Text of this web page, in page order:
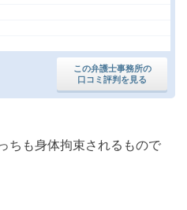
この弁護士事務所の
口コミ評判を見る
ちも身体拘束されるもので